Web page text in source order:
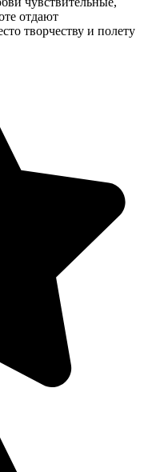
отдают
творчеству и полету